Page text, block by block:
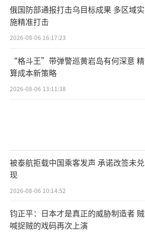
俄国防部通报打击乌目标成果 多区域实
施精准打击
2026-08-06 16:17:23
“格斗王”带弹警巡黄岩岛有何深意 精
算成本新策略
2026-08-06 13:11:38
被泰航拒载中国乘客发声 承诺改签未兑
现
2026-08-06 10:14:52
钧正平：日本才是真正的威胁制造者 贼
喊捉贼的戏码再次上演